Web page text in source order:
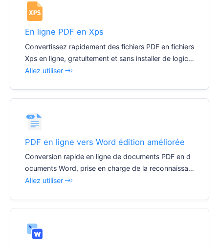
En ligne PDF en Xps
Convertissez rapidement des fichiers PDF en fichiers
Xps en ligne, gratuitement et sans installer de logicie
l.
Allez utiliser
PDF en ligne vers Word édition améliorée
Conversion rapide en ligne de documents PDF en d
ocuments Word, prise en charge de la reconnaissan
ce OCR d'images PDF pures (Remarque : l'image ser
Allez utiliser